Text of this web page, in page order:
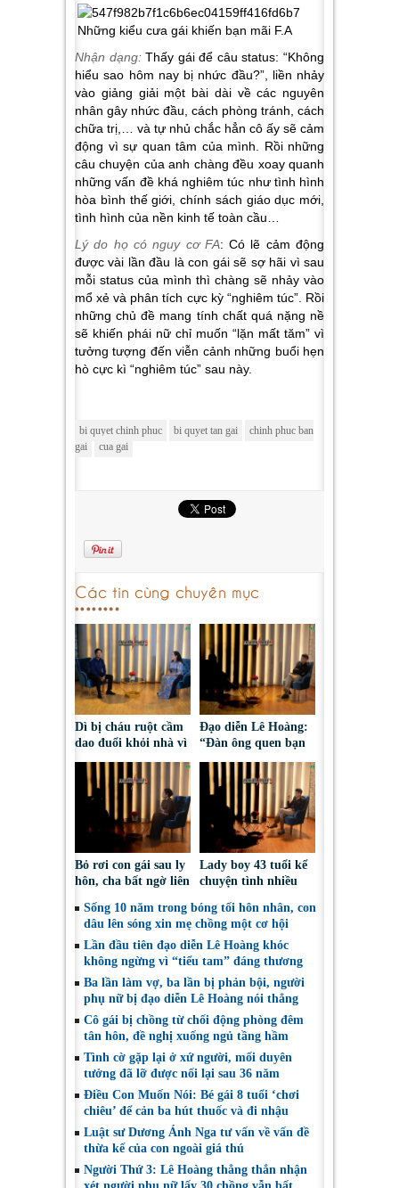
Nhận dạng:Thấy gái để câu status: “Không
hiểu sao hôm nay bị nhức đầu?”, liền nhảy
vào giảng giải một bài dài về các nguyên
nhân gây nhức đầu, cách phòng tránh, cách
chữa trị,… và tự nhủ chắc hẳn cô ấy sẽ cảm
động vì sự quan tâm của mình. Rồi những
câu chuyện của anh chàng đều xoay quanh
những vấn đề khá nghiêm túc như tình hình
hòa bình thế giới, chính sách giáo dục mới,
tình hình của nền kinh tế toàn cầu…
Lý do họ có nguy cơ FA: Có lẽ cảm động
được vài lần đầu là con gái sẽ sợ hãi vì sau
mỗi status của mình thì chàng sẽ nhảy vào
mổ xẻ và phân tích cực kỳ “nghiêm túc”. Rồi
những chủ đề mang tính chất quá nặng nề
sẽ khiến phái nữ chỉ muốn “lặn mất tăm” vì
tưởng tượng đến viễn cảnh những buổi hẹn
hò cực kì “nghiêm túc” sau này.
bi quyet chinh phuc bi quyet tan gai
chinh phuc ban
gai
cua gai
Các tin cùng chuyên mục
Dì bị cháu ruột cầm
dao đuổi khỏi nhà vì
tranh chấp đất
hương hỏa
Đạo diễn Lê Hoàng:
“Đàn ông quen bạn
vì tiền mà bạn vẫn
cưới thì hỏng bét
rồi”
Bỏ rơi con gái sau ly
hôn, cha bất ngờ liên
tụng cấp dưỡng
Lady boy 43 tuổi kể
chuyện tình nhiều
từng mất niềm tin
vào tình yêu
Sống 10 năm trong bóng tối hôn nhân, con
dâu lên sóng xin mẹ chồng một cơ hội
Lần đầu tiên đạo diễn Lê Hoàng khóc
không ngừng vì “tiểu tam” đáng thương
Ba lần làm vợ, ba lần bị phản bội, người
phụ nữ bị đạo diễn Lê Hoàng nói thẳng
Cô gái bị chồng từ chối động phòng đêm
tân hôn, đề nghị xuống ngủ tầng hầm
Tình cờ gặp lại ở xứ người, mối duyên
tưởng đã lỡ được nối lại sau 36 năm
Điều Con Muốn Nói: Bé gái 8 tuổi ‘chơi
chiêu’ để cản ba hút thuốc và đi nhậu
Luật sư Dương Ánh Nga tư vấn về vấn đề
thừa kế của con ngoài giá thú
Người Thứ 3: Lê Hoàng thẳng thắn nhận